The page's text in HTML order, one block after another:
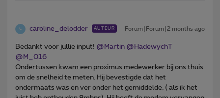
C caroline_delodder AUTEUR Forum|Forum|2 months ago
Bedankt voor jullie input! ​ @Martin @HadewychT
@M_016
Ondertussen kwam een proximus medewerker bij ons thuis
om de snelheid te meten. Hij bevestigde dat het
ondermaats was en ver onder het gemiddelde, ( als ik het